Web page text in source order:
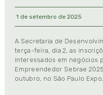
1 de setembro de 2025
A Secretaria de
terça-feira, dia 2, as
interessados em negócios
Empreendedor Sebrae
outubro, no São Paulo